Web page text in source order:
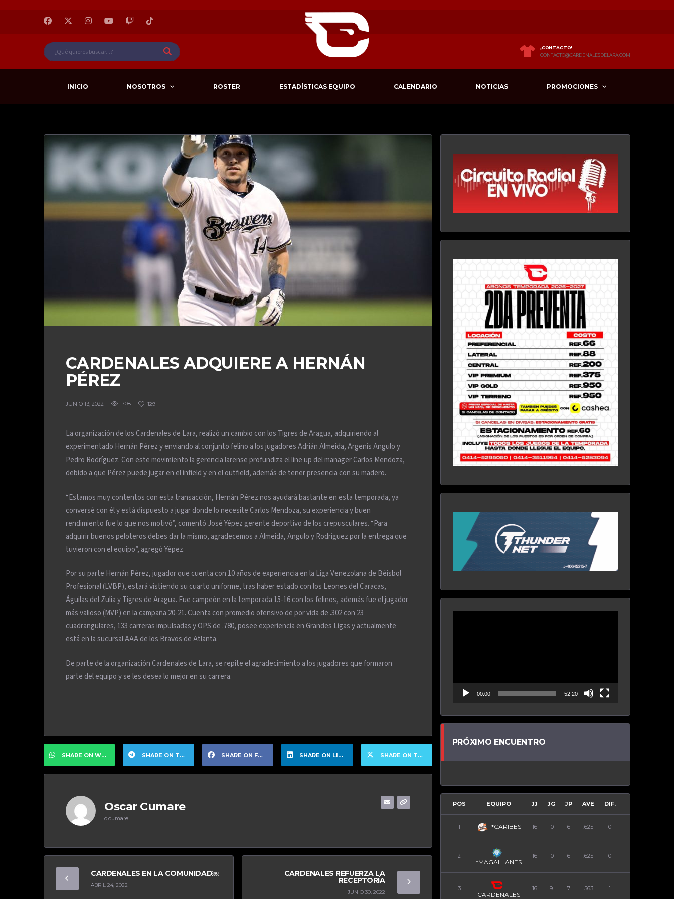
¡CONTACTO!
CONTACTO@CARDENALESDELARA.COM
INICIO NOSOTROS ROSTER ESTADÍSTICAS EQUIPO CALENDARIO NOTICIAS PROMOCIONES
CARDENALES ADQUIERE A HERNÁN
PÉREZ
JUNIO 13, 2022 708 129
La organización de los Cardenales de Lara, realizó un cambio con los Tigres de Aragua, adquiriendo al
experimentado Hernán Pérez y enviando al conjunto felino a los jugadores Adrián Almeida, Argenis Angulo y
Pedro Rodríguez. Con este movimiento la gerencia larense profundiza el line up del manager Carlos Mendoza,
debido a que Pérez puede jugar en el infield y en el outfield, además de tener presencia con su madero.
“Estamos muy contentos con esta transacción, Hernán Pérez nos ayudará bastante en esta temporada, ya
conversé con él y está dispuesto a jugar donde lo necesite Carlos Mendoza, su experiencia y buen
rendimiento fue lo que nos motivó”, comentó José Yépez gerente deportivo de los crepusculares. “Para
adquirir buenos peloteros debes dar la mismo, agradecemos a Almeida, Angulo y Rodríguez por la entrega que
tuvieron con el equipo”, agregó Yépez.
Por su parte Hernán Pérez, jugador que cuenta con 10 años de experiencia en la Liga Venezolana de Béisbol
Profesional (LVBP), estará vistiendo su cuarto uniforme, tras haber estado con los Leones del Caracas,
Águilas del Zulia y Tigres de Aragua. Fue campeón en la temporada 15-16 con los felinos, además fue el jugador
más valioso (MVP) en la campaña 20-21. Cuenta con promedio ofensivo de por vida de .302 con 23
cuadrangulares, 133 carreras impulsadas y OPS de .780, posee experiencia en Grandes Ligas y actualmente
está en la sucursal AAA de los Bravos de Atlanta.
De parte de la organización Cardenales de Lara, se repite el agradecimiento a los jugadores que formaron
parte del equipo y se les desea lo mejor en su carrera.
SHARE ON WHATSAPP SHARE ON TELEGRAM SHARE ON FACEBOOK SHARE ON LINKEDIN SHARE ON TWITTER
Oscar Cumare
o.cumare
CARDENALES EN LA COMUNIDAD￼
ABRIL 24, 2022
CARDENALES REFUERZA LA
RECEPTORÍA
JUNIO 30, 2022
00:00 52:20
PRÓXIMO ENCUENTRO
POS EQUIPO JJ JG JP AVE DIF.
1 *CARIBES 16 10 6 .625 0
2
*MAGALLANES
16 10 6 .625 0
3
CARDENALES
16 9 7 .563 1